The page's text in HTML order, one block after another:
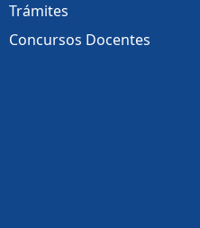
Trámites
Concursos Docentes